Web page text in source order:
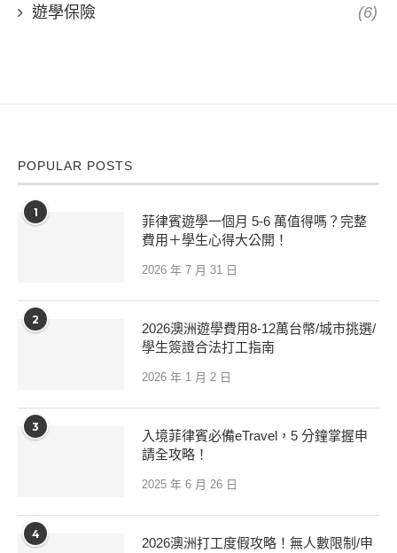
遊學保險 (6)
POPULAR POSTS
1
菲律賓遊學一個月 5-6 萬值得嗎？完整
費用＋學生心得大公開！
2026 年 7 月 31 日
2
2026澳洲遊學費用8-12萬台幣/城市挑選/
學生簽證合法打工指南
2026 年 1 月 2 日
3
入境菲律賓必備eTravel，5 分鐘掌握申
請全攻略！
2025 年 6 月 26 日
4
2026澳洲打工度假攻略！無人數限制/申